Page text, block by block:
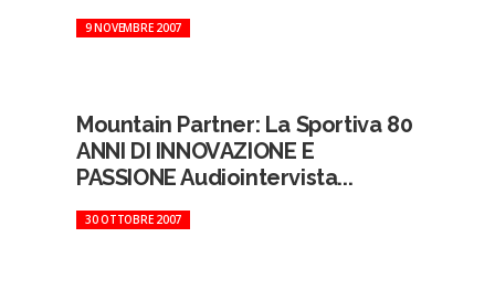
9 NOVEMBRE 2007
Mountain Partner: La Sportiva 80
ANNI DI INNOVAZIONE E
PASSIONE Audiointervista...
30 OTTOBRE 2007